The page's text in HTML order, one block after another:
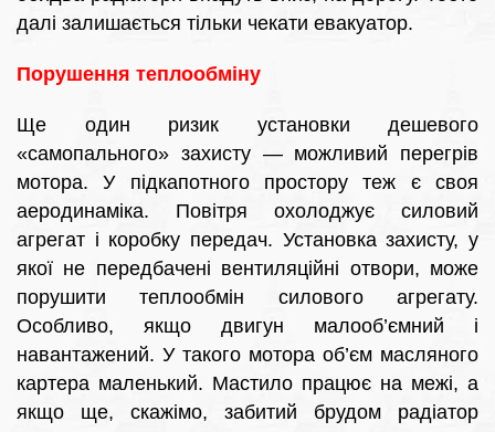
далі залишається тільки чекати евакуатор.
Порушення теплообміну
Ще один ризик установки дешевого
«самопального» захисту — можливий перегрів
мотора. У підкапотного простору теж є своя
аеродинаміка. Повітря охолоджує силовий
агрегат і коробку передач. Установка захисту, у
якої не передбачені вентиляційні отвори, може
порушити теплообмін силового агрегату.
Особливо, якщо двигун малооб’ємний і
навантажений. У такого мотора об’єм масляного
картера маленький. Мастило працює на межі, а
якщо ще, скажімо, забитий брудом радіатор